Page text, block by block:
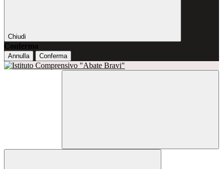
Chiudi
Conferma
Annulla Conferma